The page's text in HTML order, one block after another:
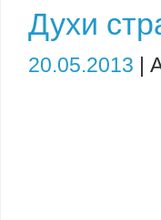
Духи
20.05.2013 |